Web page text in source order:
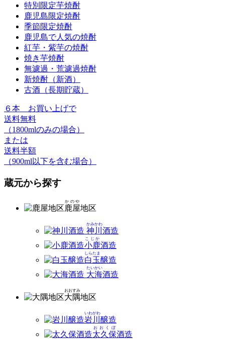
特別限定芋焼酎
鹿児島限定焼酎
季節限定焼酎
鹿児島で人気の焼酎
紅芋・紫芋の焼酎
焼き芋焼酎
無濾過・荒濾過焼酎
新焼酎（新酒）
古酒（長期貯蔵）
６本 お買い上げで
送料無料
（1800mlのみの場合）
または
送料半額
（900ml以下を含む場合）
蔵元から探す
鹿屋
かのや
地区
神川
かみかわ
酒造
小鹿
こじか
酒造
白玉
しらたま
醸造
大海
たいかい
酒造
大隅
おおすみ
地区
岩川
いわがわ
醸造
太久保
おおくぼ
酒造